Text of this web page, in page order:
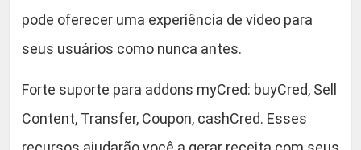
pode oferecer uma experiência de vídeo para
seus usuários como nunca antes.
Forte suporte para addons myCred: buyCred, Sell
Content, Transfer, Coupon, cashCred. Esses